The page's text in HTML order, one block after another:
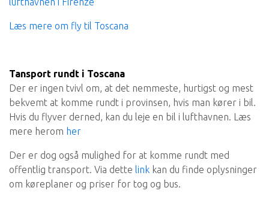
Læs mere om fly til Toscana
Tansport rundt i Toscana
Der er ingen tvivl om, at det nemmeste, hurtigst og mest
bekvemt at komme rundt i provinsen, hvis man kører i bil.
Hvis du flyver derned, kan du leje en bil i lufthavnen. Læs
mere herom her
Der er dog også mulighed for at komme rundt med
offentlig transport. Via dette link kan du finde oplysninger
om køreplaner og priser for tog og bus.